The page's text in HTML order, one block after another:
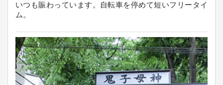
いつも賑わっています。自転車を停めて短いフリータイ
ム。